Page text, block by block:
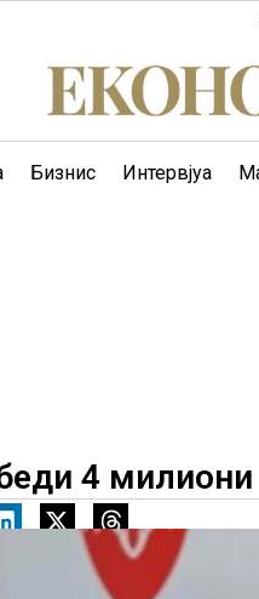
Бизнис Интервјуа
4